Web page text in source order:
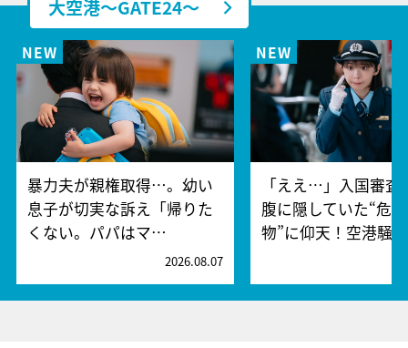
大空港～GATE24～
暴力夫が親権取得…。幼い
息子が切実な訴え「帰りた
くない。パパはマ…
2026.08.07
「ええ…」入国審査
腹に隠していた“危
物”に仰天！空港騒